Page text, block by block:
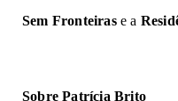
Sem Fronteiras e a
Sobre Patrícia Brito